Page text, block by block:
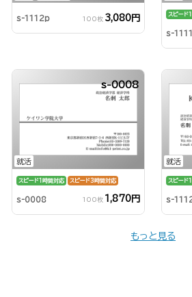
s-1112p 100枚 3,080円 スピード
s-1111
就活
s-0008
スピード1時間対応 スピード3時間対応
s-0008 100枚 1,870円
就活
スピード
s-
もっと見る